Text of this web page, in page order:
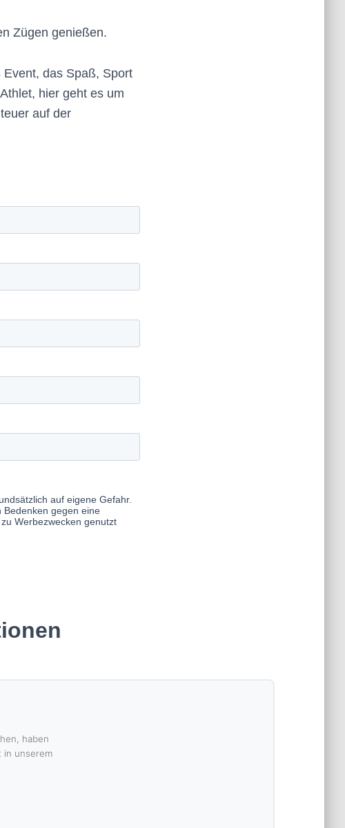
Zügen genießen.
das Spaß, Sport
hier geht es um
auf der
haben
in unserem